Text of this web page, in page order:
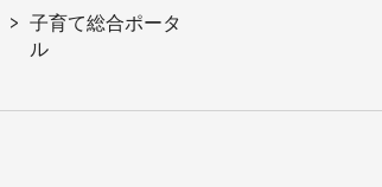
子育て総合ポータ
ル